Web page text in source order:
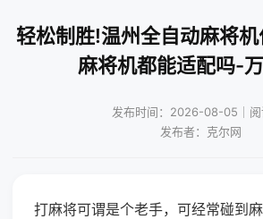
轻松制胜!温州全自动麻将
麻将机都能适配吗-
发布时间：2026-08-05｜阅
发布者：克尔网
打麻将可谓是个老手，可经常碰到